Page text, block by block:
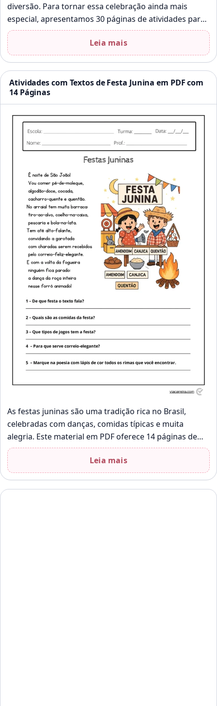
diversão. Para tornar essa celebração ainda mais
especial, apresentamos 30 páginas de atividades para
colorir e imprimir. Essas…
Leia mais
Atividades com Textos de Festa Junina em PDF com
14 Páginas
As festas juninas são uma tradição rica no Brasil,
celebradas com danças, comidas típicas e muita
alegria. Este material em PDF oferece 14 páginas de
atividades que exploram…
Leia mais